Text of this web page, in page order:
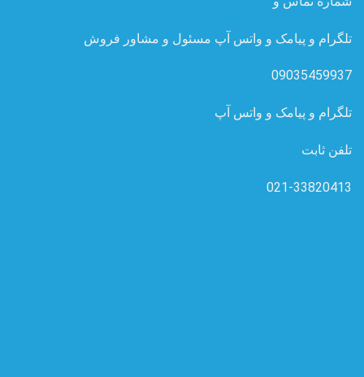
تلگرام و پیامک و واتس آپ مسئول و مشاور فروش
09035459937
تلگرام و پیامک و واتس آپ
تلفن ثابت
021-33820413